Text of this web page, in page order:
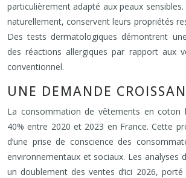
particulièrement adapté aux peaux
naturellement, conservent leurs propriétés
Des tests dermatologiques démontrent
des réactions allergiques par rapport aux
conventionnel.
UNE DEMANDE
La consommation de vêtements en coton
40% entre 2020 et 2023 en France. Cette
d’une prise de conscience des
environnementaux et sociaux. Les analyses
un doublement des ventes d’ici 2026,